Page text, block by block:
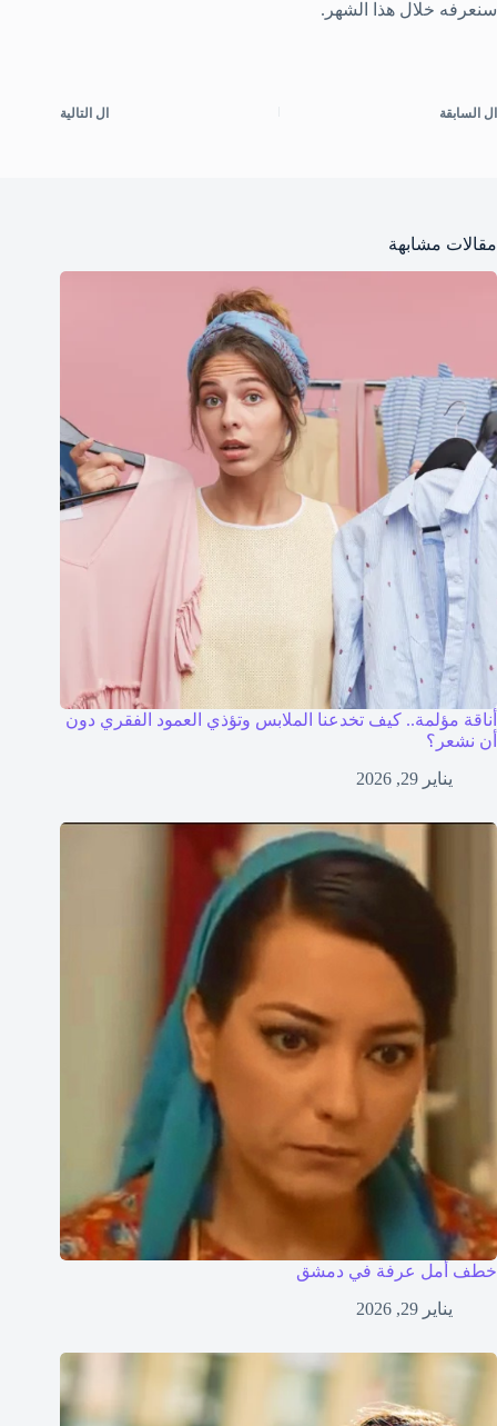
سنعرفه خلال هذا الشهر.
ال السابقة ال التالية
مقالات مشابهة
أناقة مؤلمة.. كيف تخدعنا الملابس وتؤذي العمود الفقري دون
أن نشعر؟
يناير 29, 2026
خطف أمل عرفة في دمشق
يناير 29, 2026